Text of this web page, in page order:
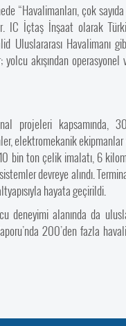
“Havalimanları, çok
IC İçtaş İnşaat olarak
Uluslararası Havalimanı
akışından
projeleri kapsamında,
elektromekanik
bin ton çelik imalatı, 6
devreye alındı.
hayata geçirildi.
deneyimi alanında da
200’den fazla